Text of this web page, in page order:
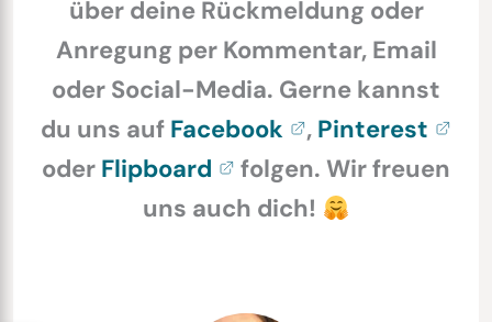
über deine Rückmeldung oder
Anregung per Kommentar, Email
oder Social-Media. Gerne kannst
du uns auf Facebook , Pinterest
oder Flipboard
folgen. Wir freuen
uns auch dich!